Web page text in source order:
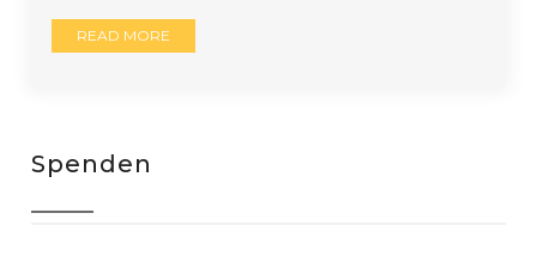
READ MORE
Spenden